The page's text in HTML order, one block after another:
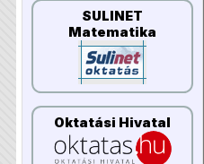
SULINET
Matematika
Oktatási Hivatal